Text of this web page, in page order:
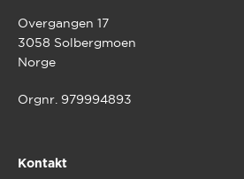
Overgangen 17
3058 Solbergmoen
Norge
Orgnr. 979994893
Kontakt